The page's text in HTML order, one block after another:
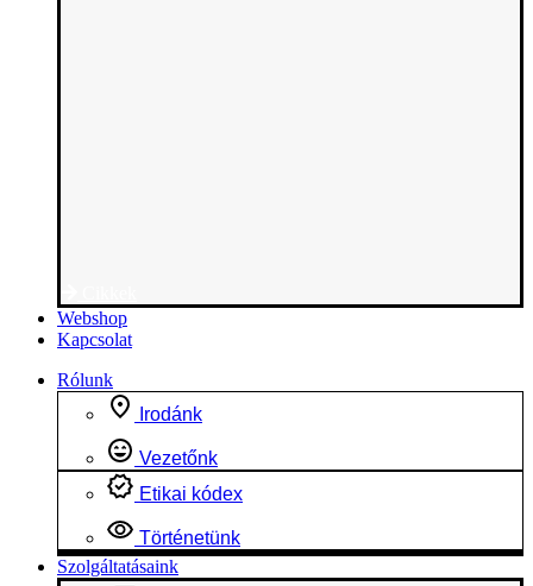
Webshop
Kapcsolat
Rólunk
Irodánk
Vezetőnk
Etikai kódex
Történetünk
Szolgáltatásaink